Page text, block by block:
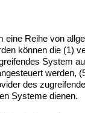
Reihe von
können die (1)
System
werden,
des
Systeme dienen.